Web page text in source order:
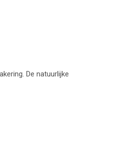
De natuurlijke